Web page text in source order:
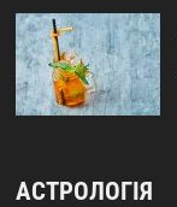
АСТРОЛОГІЯ